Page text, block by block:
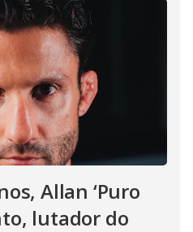
Allan ‘Puro
lutador do